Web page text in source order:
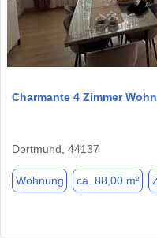
Charmante 4 Zimmer
Dortmund, 44137
Wohnung ca. 88,00 m²